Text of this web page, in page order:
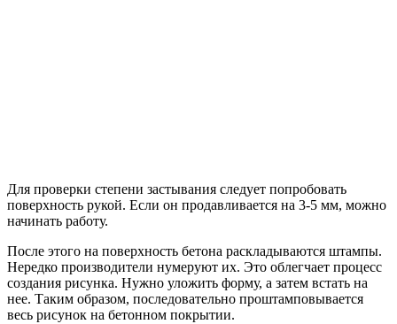
Для проверки степени застывания следует попробовать
поверхность рукой. Если он продавливается на 3-5 мм, можно
начинать работу.
После этого на поверхность бетона раскладываются штампы.
Нередко производители нумеруют их. Это облегчает процесс
создания рисунка. Нужно уложить форму, а затем встать на
нее. Таким образом, последовательно проштамповывается
весь рисунок на бетонном покрытии.